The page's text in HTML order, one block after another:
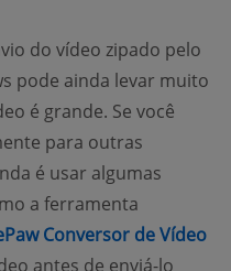
do vídeo zipado pelo
pode ainda levar muito
é grande. Se você
para outras
é usar algumas
a ferramenta
Conversor de Vídeo
antes de enviá-lo